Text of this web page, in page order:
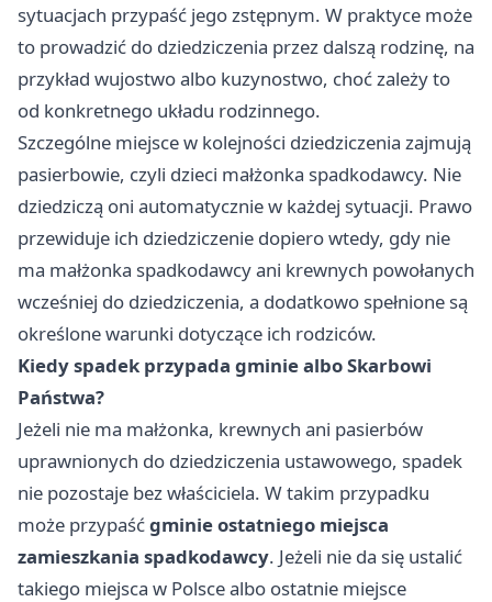
sytuacjach przypaść jego zstępnym. W praktyce może
to prowadzić do dziedziczenia przez dalszą rodzinę, na
przykład wujostwo albo kuzynostwo, choć zależy to
od konkretnego układu rodzinnego.
Szczególne miejsce w kolejności dziedziczenia zajmują
pasierbowie, czyli dzieci małżonka spadkodawcy. Nie
dziedziczą oni automatycznie w każdej sytuacji. Prawo
przewiduje ich dziedziczenie dopiero wtedy, gdy nie
ma małżonka spadkodawcy ani krewnych powołanych
wcześniej do dziedziczenia, a dodatkowo spełnione są
określone warunki dotyczące ich rodziców.
Kiedy spadek przypada gminie albo Skarbowi
Państwa?
Jeżeli nie ma małżonka, krewnych ani pasierbów
uprawnionych do dziedziczenia ustawowego, spadek
nie pozostaje bez właściciela. W takim przypadku
może przypaśćgminie ostatniego miejsca
zamieszkania spadkodawcy. Jeżeli nie da się ustalić
takiego miejsca w Polsce albo ostatnie miejsce